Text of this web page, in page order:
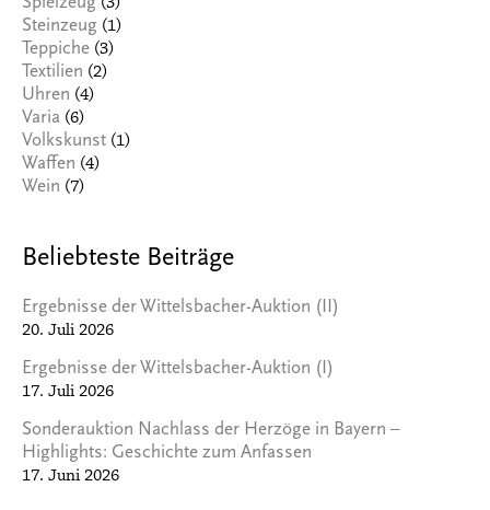
Spielzeug
Steinzeug (1)
Teppiche (3)
Textilien (2)
Uhren (4)
Varia (6)
Volkskunst (1)
Waffen (4)
Wein (7)
Beliebteste Beiträge
Ergebnisse der Wittelsbacher-Auktion (II)
20. Juli 2026
Ergebnisse der Wittelsbacher-Auktion (I)
17. Juli 2026
Sonderauktion Nachlass der Herzöge in Bayern –
Highlights: Geschichte zum Anfassen
17. Juni 2026